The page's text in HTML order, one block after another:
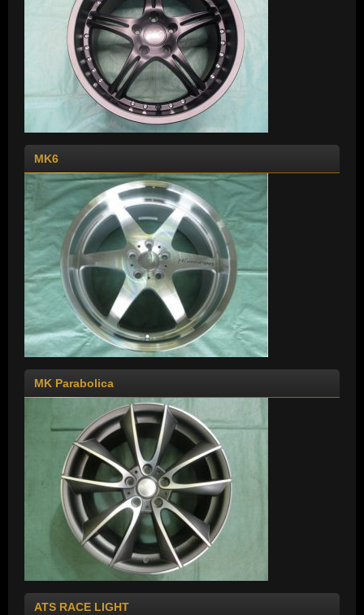
MK6
MK Parabolica
ATS RACE LIGHT